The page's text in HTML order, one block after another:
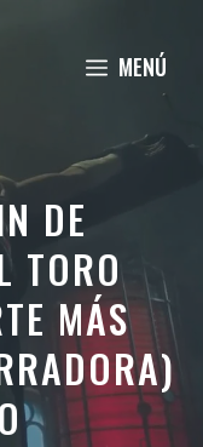
MENÚ
DE
TORO
MÁS